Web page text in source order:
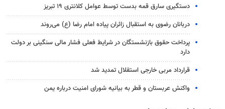
دستگیری سارق قمه بدست توسط عوامل کلانتری ۱۹ تبریز
دربانان رضوی به استقبال زائران پیاده امام رضا (ع) می‌روند
پرداخت حقوق بازنشستگان در شرایط فعلی فشار مالی سنگینی بر دولت
دارد
قرارداد مربی خارجی استقلال تمدید شد
واکنش عربستان و قطر به بیانیه شورای امنیت درباره یمن